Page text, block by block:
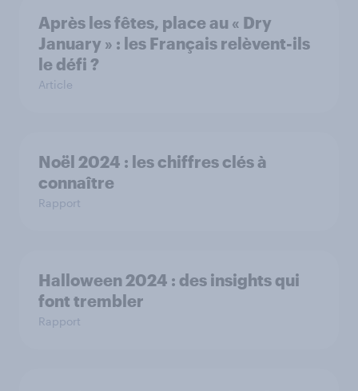
Après les fêtes, place au « Dry
January » : les Français relèvent-ils
le défi ?
Article
Noël 2024 : les chiffres clés à
connaître
Rapport
Halloween 2024 : des insights qui
font trembler
Rapport